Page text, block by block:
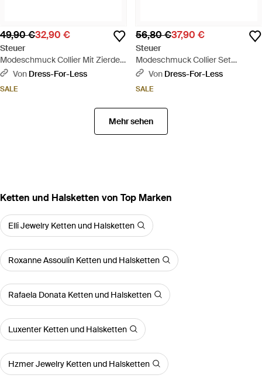
49,90 €32,90 €
Steuer
Modeschmuck Collier Mit Zierde -
Schwarz
Von Dress-For-Less
SALE
56,80 €37,90 €
Steuer
Modeschmuck Collier Set
Amethyst-Splitterkette Und Kette
Von Dress-For-Less
SALE
Mehr sehen
Ketten und Halsketten von Top Marken
Elli Jewelry Ketten und Halsketten
Roxanne Assoulin Ketten und Halsketten
Rafaela Donata Ketten und Halsketten
Luxenter Ketten und Halsketten
Hzmer Jewelry Ketten und Halsketten